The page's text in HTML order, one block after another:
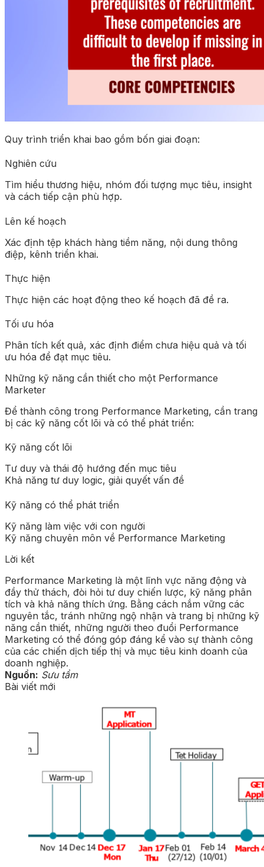
Quy trình triển khai bao gồm bốn giai đoạn:
Nghiên cứu
Tìm hiểu thương hiệu, nhóm đối tượng mục tiêu, insight
và cách tiếp cận phù hợp.
Lên kế hoạch
Xác định tệp khách hàng tiềm năng, nội dung thông
điệp, kênh triển khai.
Thực hiện
Thực hiện các hoạt động theo kế hoạch đã đề ra.
Tối ưu hóa
Phân tích kết quả, xác định điểm chưa hiệu quả và tối
ưu hóa để đạt mục tiêu.
Những kỹ năng cần thiết cho một Performance
Marketer
Để thành công trong Performance Marketing, cần trang
bị các kỹ năng cốt lõi và có thể phát triển:
Kỹ năng cốt lõi
Tư duy và thái độ hướng đến mục tiêu
Khả năng tư duy logic, giải quyết vấn đề
Kỹ năng có thể phát triển
Kỹ năng làm việc với con người
Kỹ năng chuyên môn về Performance Marketing
Lời kết
Performance Marketing là một lĩnh vực năng động và
đầy thử thách, đòi hỏi tư duy chiến lược, kỹ năng phân
tích và khả năng thích ứng. Bằng cách nắm vững các
nguyên tắc, tránh những ngộ nhận và trang bị những kỹ
năng cần thiết, những người theo đuổi Performance
Marketing có thể đóng góp đáng kể vào sự thành công
của các chiến dịch tiếp thị và mục tiêu kinh doanh của
doanh nghiệp.
Nguồn: Sưu tầm
Bài viết mới